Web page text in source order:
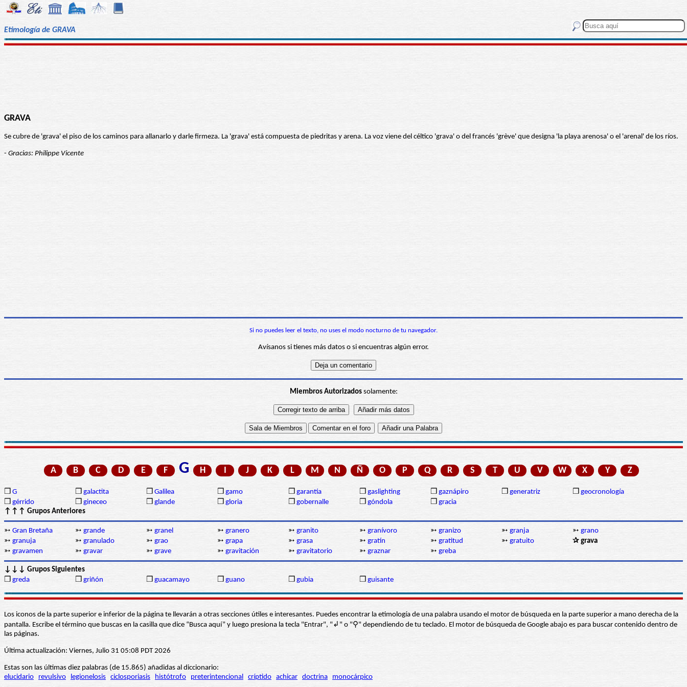
Etimología de GRAVA
GRAVA
Se cubre de 'grava' el piso de los caminos para allanarlo y darle firmeza. La 'grava' está compuesta de piedritas y arena. La voz viene del céltico 'grava' o del francés 'grève' que designa 'la playa arenosa' o el 'arenal' de los ríos.
- Gracias: Philippe Vicente
Si no puedes leer el texto, no uses el modo nocturno de tu navegador.
Avísanos si tienes más datos o si encuentras algún error.
Miembros Autorizadossolamente:
A B C D E F G H I J K L M N Ñ O P Q R S T U V W X Y Z
❒ G ❒ galactita ❒ Galilea ❒ gamo ❒ garantía ❒ gaslighting ❒ gaznápiro ❒ generatriz ❒ geocronología
❒ gérrido ❒ gineceo ❒ glande ❒ gloria ❒ gobernalle ❒ góndola ❒ gracia
↑↑↑ Grupos Anteriores
➳ Gran Bretaña ➳ grande ➳ granel ➳ granero ➳ granito ➳ granívoro ➳ granizo ➳ granja ➳ grano
➳ granuja ➳ granulado ➳ grao ➳ grapa ➳ grasa ➳ gratín ➳ gratitud ➳ gratuito
✰ grava
➳ gravamen ➳ gravar ➳ grave ➳ gravitación ➳ gravitatorio ➳ graznar ➳ greba
↓↓↓ Grupos Siguientes
❒ greda ❒ griñón ❒ guacamayo ❒ guano ❒ gubia ❒ guisante
Los iconos de la parte superior e inferior de la página te llevarán a otras secciones útiles e interesantes. Puedes encontrar la etimología de una palabra usando el motor de búsqueda en la parte superior a mano derecha de la
pantalla. Escribe el término que buscas en la casilla que dice “Busca aquí” y luego presiona la tecla "Entrar", "↲" o "⚲" dependiendo de tu teclado. El motor de búsqueda de Google abajo es para buscar contenido dentro de
las páginas.
Última actualización: Viernes, Julio 31 05:08 PDT 2026
Estas son las últimas diez palabras (de 15.865) añadidas al diccionario:
elucidario
revulsivo legionelosis ciclosporiasis histótrofo preterintencional críptido achicar doctrina monocárpico